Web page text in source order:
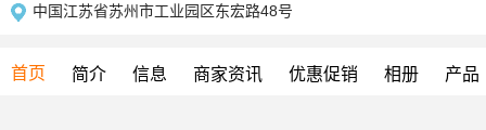
中国江苏省苏州市工业园区东宏路48号
首页 简介 信息 商家资讯 优惠促销 相册 产品